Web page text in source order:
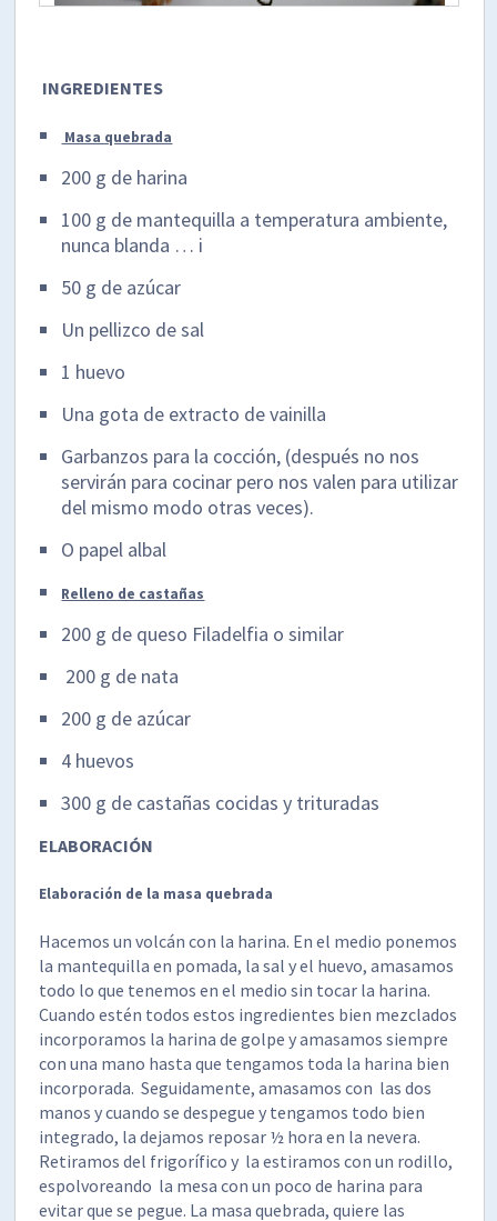
INGREDIENTES
Masa quebrada
200 g de harina
100 g de mantequilla a temperatura ambiente,
nunca blanda … i
50 g de azúcar
Un pellizco de sal
1 huevo
Una gota de extracto de vainilla
Garbanzos para la cocción, (después no nos
servirán para cocinar pero nos valen para utilizar
del mismo modo otras veces).
O papel albal
Relleno de castañas
200 g de queso Filadelfia o similar
200 g de nata
200 g de azúcar
4 huevos
300 g de castañas cocidas y trituradas
ELABORACIÓN
Elaboración de la masa quebrada
Hacemos un volcán con la harina. En el medio ponemos
la mantequilla en pomada, la sal y el huevo, amasamos
todo lo que tenemos en el medio sin tocar la harina.
Cuando estén todos estos ingredientes bien mezclados
incorporamos la harina de golpe y amasamos siempre
con una mano hasta que tengamos toda la harina bien
incorporada. Seguidamente, amasamos con las dos
manos y cuando se despegue y tengamos todo bien
integrado, la dejamos reposar ½ hora en la nevera.
Retiramos del frigorífico y la estiramos con un rodillo,
espolvoreando la mesa con un poco de harina para
evitar que se pegue. La masa quebrada, quiere las